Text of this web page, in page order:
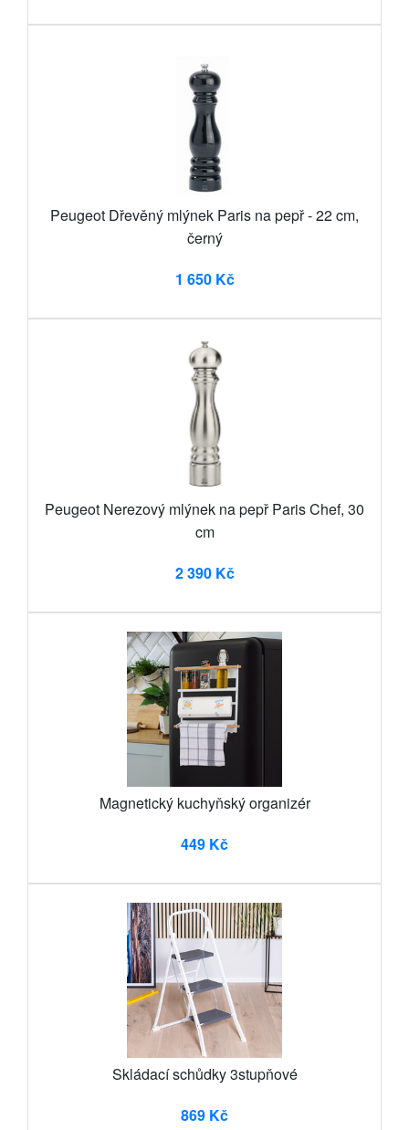
Peugeot Dřevěný mlýnek Paris na pepř - 22 cm,
černý
1 650 Kč
Peugeot Nerezový mlýnek na pepř Paris Chef, 30
cm
2 390 Kč
Magnetický kuchyňský organizér
449 Kč
Skládací schůdky 3stupňové
869 Kč